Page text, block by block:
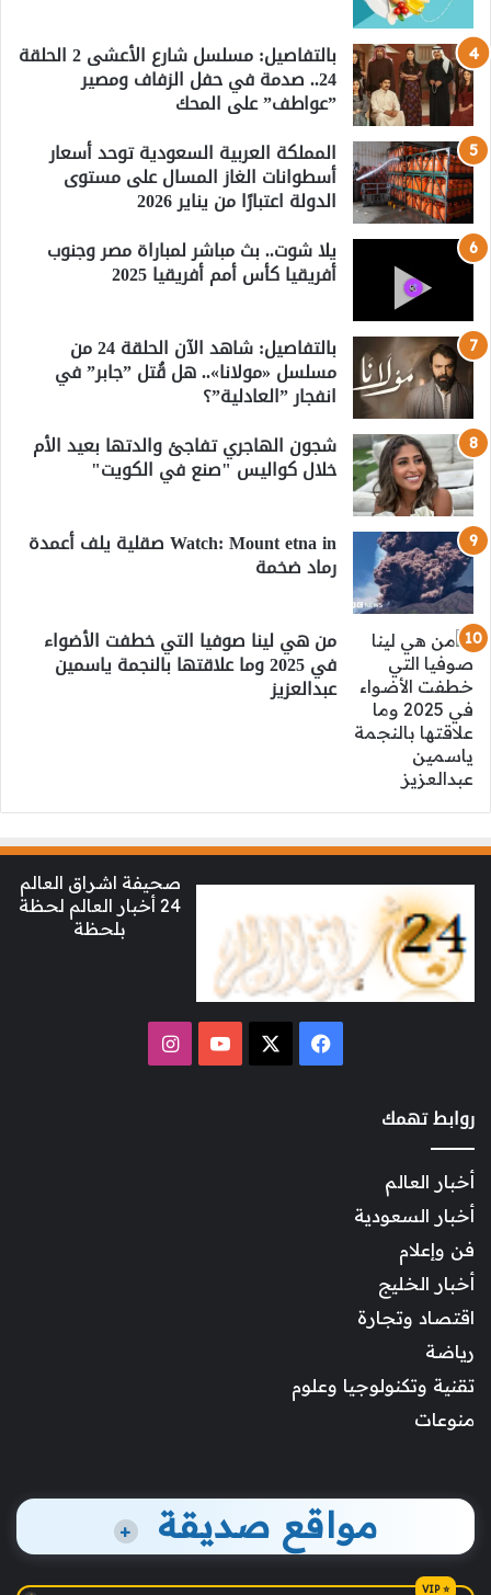
بالتفاصيل: مسلسل شارع الأعشى 2 الحلقة
24.. صدمة في حفل الزفاف ومصير
”عواطف” على المحك
المملكة العربية السعودية توحد أسعار
أسطوانات الغاز المسال على مستوى
الدولة اعتبارًا من يناير 2026
يلا شوت.. بث مباشر لمباراة مصر وجنوب
أفريقيا كأس أمم أفريقيا 2025
بالتفاصيل: شاهد الآن الحلقة 24 من
مسلسل «مولانا».. هل قُتل ”جابر” في
انفجار ”العادلية”؟
شجون الهاجري تفاجئ والدتها بعيد الأم
خلال كواليس "صنع في الكويت"
Watch: Mount etna in صقلية يلف أعمدة
رماد ضخمة
من هي لينا صوفيا التي خطفت الأضواء
في 2025 وما علاقتها بالنجمة ياسمين
عبدالعزيز
صحيفة اشراق العالم
24 أخبار العالم لحظة
بلحظة
فيسبوك ‫YouTubeانستقرام
روابط تهمك
أخبار العالم
أخبار السعودية
فن وإعلام
أخبار الخليج
اقتصاد وتجارة
رياضة
تقنية وتكنولوجيا وعلوم
منوعات
مواقع صديقة +